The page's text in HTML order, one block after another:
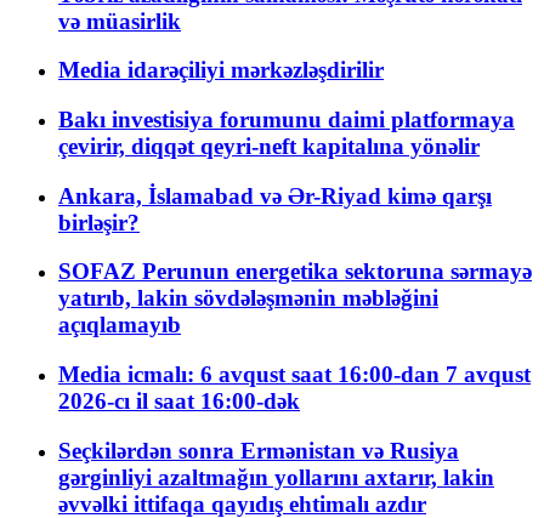
və müasirlik
Media idarəçiliyi mərkəzləşdirilir
Bakı investisiya forumunu daimi platformaya
çevirir, diqqət qeyri-neft kapitalına yönəlir
Ankara, İslamabad və Ər-Riyad kimə qarşı
birləşir?
SOFAZ Perunun energetika sektoruna sərmayə
yatırıb, lakin sövdələşmənin məbləğini
açıqlamayıb
Media icmalı: 6 avqust saat 16:00-dan 7 avqust
2026-cı il saat 16:00-dək
Seçkilərdən sonra Ermənistan və Rusiya
gərginliyi azaltmağın yollarını axtarır, lakin
əvvəlki ittifaqa qayıdış ehtimalı azdır